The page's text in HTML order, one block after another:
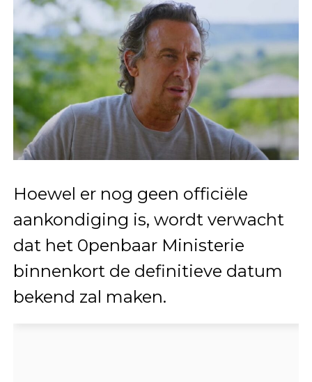
Hoewel er nog geen officiële
aankondiging is, wordt verwacht
dat het 0penbaar Ministerie
binnenkort de definitieve datum
bekend zal maken.